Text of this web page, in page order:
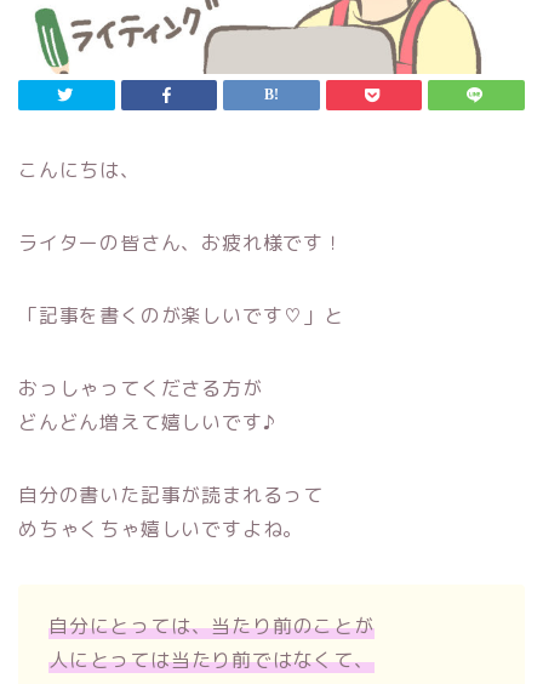
こんにちは、
ライターの皆さん、お疲れ様です！
「記事を書くのが楽しいです♡」と
おっしゃってくださる方が
どんどん増えて嬉しいです♪
自分の書いた記事が読まれるって
めちゃくちゃ嬉しいですよね。
自分にとっては、当たり前のことが
人にとっては当たり前ではなくて、